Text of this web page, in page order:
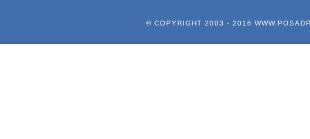
© COPYRIGHT 2003 - 2016